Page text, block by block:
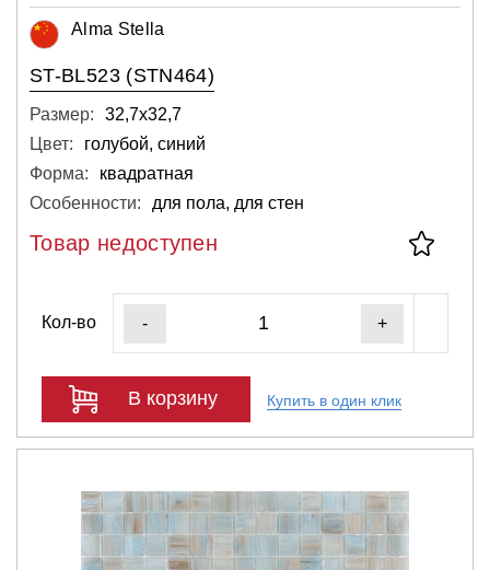
Alma Stella
ST-BL523 (STN464)
Размер:
32,7х32,7
Цвет:
голубой, синий
Форма:
квадратная
Особенности:
для пола, для стен
Товар недоступен
Кол-во - +
В корзину Купить в один клик